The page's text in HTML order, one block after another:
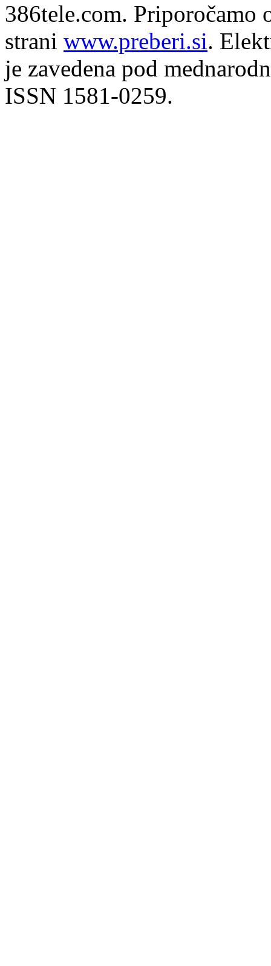
386tele.com. Priporočamo
strani www.preberi.si.
je zavedena pod
ISSN 1581-0259.